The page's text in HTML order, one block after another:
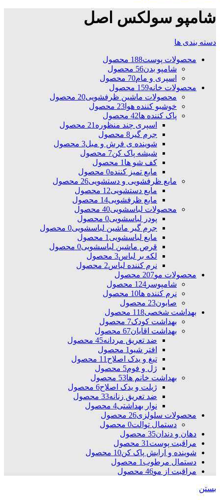
شامپو سولکس اصل
دسته بندی ها
محصولات پوست188 محصول
شامپو بدن56 محصول
اسپری و مام70 محصول
محصولات خانه159 محصول
محصولات ماشین ظرفشویی20 محصول
خوشبو کننده هوا 23 محصول
پاک کننده ها42 محصول
اسپری چند منظوره21 محصول
جرم گیر 8 محصول
شوینده ی فرش و مبل3 محصول
شیشه پاک کن7 محصول
کف شو ها1 محصول
مایع تمیز کننده0 محصول
مایع ظرفشویی و دستشویی26 محصول
مایع دستشویی12 محصول
مایع ظرفشویی14 محصول
محصولات لباسشویی40 محصول
پودر لباسشویی0 محصول
جرم گیر ماشین لباسشویی0 محصول
مایع لباسشویی1 محصول
قرص ماشین لباسشویی0 محصول
لکه بر لباس3 محصول
نرم کننده لباس2 محصول
محصولات مو207 محصول
شامپوسر 124 محصول
نرم کننده ها10 محصول
صابون23 محصول
بهداشت شخصی118 محصول
بهداشت کودک7 محصول
بهداشت اقایان67 محصول
ضد تعریق مردانه45 محصول
افتر شیو1 محصول
تیغ و یدک اصلاح11 محصول
ژل و فوم5 محصول
بهداشت خانم ها53 محصول
ژیلت و یدک اصلاح6 محصول
ضد تعریق زنانه33 محصول
نوار بهداشتی4 محصول
محصولات سلولزی26 محصول
دستمال توالت0 محصول
دهان و دندان35 محصول
مراقبت پوست31 محصول
شوینده و ارایش پاک کن10 محصول
دستمال مرطوب1 محصول
مراقبت از مو46 محصول
بستن